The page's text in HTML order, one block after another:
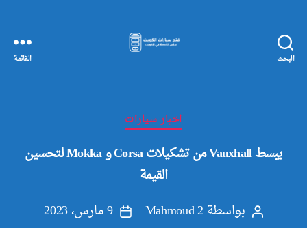
البحث
الكويت
القائمة
التصنيفات
اخبار سيارات
يبسط Vauxhall من تشكيلات Corsa و Mokka لتحسين
القيمة
كاتببواسطة Mahmoud 2
تاريخ
9 مارس، 2023